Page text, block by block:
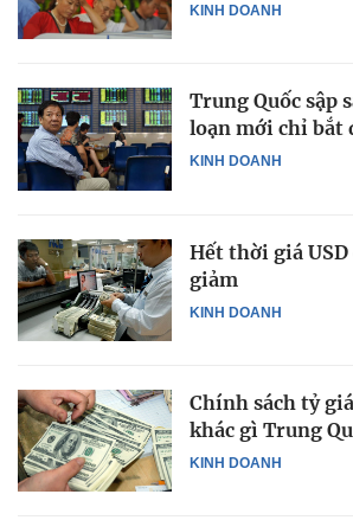
KINH DOANH
KINH DOANH
Trung Quốc sập
loạn mới chỉ bắt
KINH DOANH
Hết thời giá
giảm
KINH DOANH
Chính sách tỷ
khác gì Trung